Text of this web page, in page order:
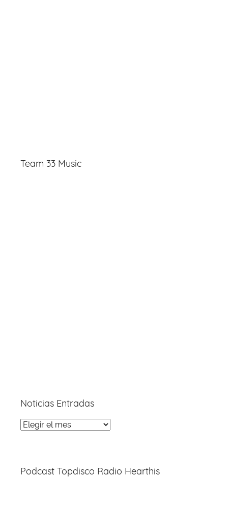
Team 33 Music
Noticias Entradas
Noticias
Podcast Topdisco Radio Hearthis